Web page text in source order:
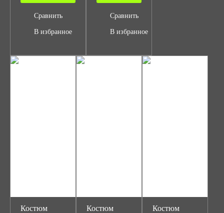
Сравнить
В избранное
Сравнить
В избранное
Костюм Костюм Костюм